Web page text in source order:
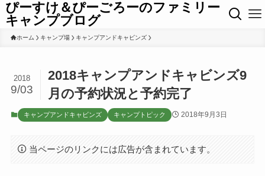
ぴーすけ＆ぴーごろーのファミリー
キャンプブログ
ホーム キャンプ場 キャンプアンドキャビンズ
2018キャンプアンドキャビンズ9
月の予約状況と予約完了
2018
9/03
キャンプアンドキャビンズ キャンプトピック 2018年9月3日
当ページのリンクには広告が含まれています。